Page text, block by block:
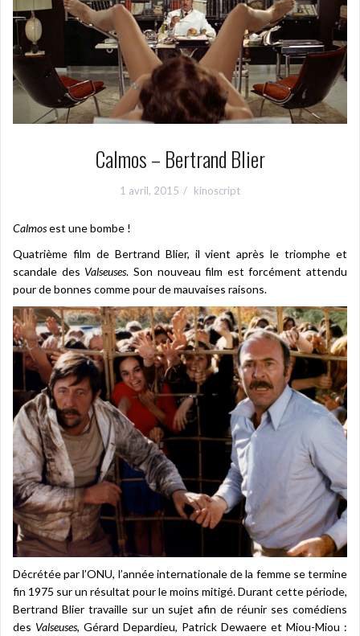
Calmos – Bertrand Blier
1 avril, 2015 kinoscript
Calmosest une bombe !
Quatrième film de Bertrand Blier, il vient après le triomphe et
scandale des Valseuses. Son nouveau film est forcément attendu
pour de bonnes comme pour de mauvaises raisons.
Décrétée par l’ONU, l’année internationale de la femme se termine
fin 1975 sur un résultat pour le moins mitigé. Durant cette période,
Bertrand Blier travaille sur un sujet afin de réunir ses comédiens
des Valseuses, Gérard Depardieu, Patrick Dewaere et Miou-Miou :